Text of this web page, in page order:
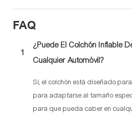
FAQ
1
¿Puede El Colchón Inflable
Cualquier Automóvil?
Sí, el colchón está diseñado
para adaptarse al tamaño
para que pueda caber en